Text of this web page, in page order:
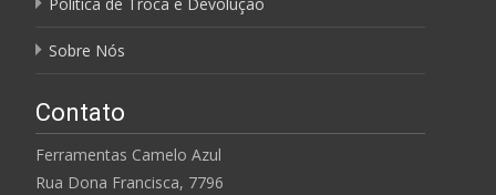
Sobre Nós
Contato
Ferramentas Camelo Azul
Rua Dona Francisca, 7796